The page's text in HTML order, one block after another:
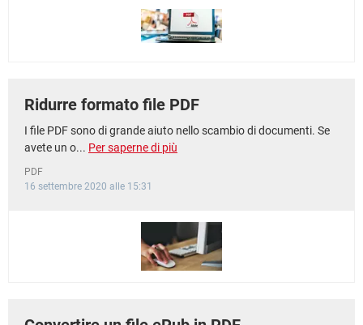
Ridurre formato file PDF
I file PDF sono di grande aiuto nello scambio di documenti. Se
avete un o... Per saperne di più
PDF
16 settembre 2020 alle 15:31